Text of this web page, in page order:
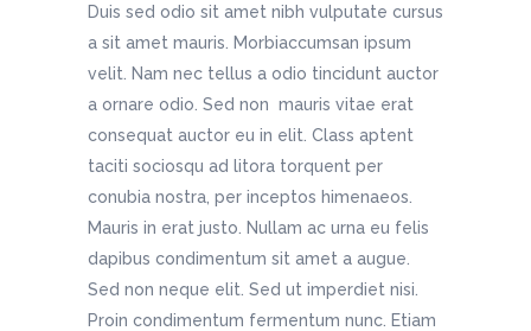
Duis sed odio sit amet nibh vulputate cursus
a sit amet mauris. Morbiaccumsan ipsum
velit. Nam nec tellus a odio tincidunt auctor
a ornare odio. Sed non mauris vitae erat
consequat auctor eu in elit. Class aptent
taciti sociosqu ad litora torquent per
conubia nostra, per inceptos himenaeos.
Mauris in erat justo. Nullam ac urna eu felis
dapibus condimentum sit amet a augue.
Sed non neque elit. Sed ut imperdiet nisi.
Proin condimentum fermentum nunc. Etiam